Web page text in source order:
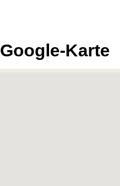
Google-Karte